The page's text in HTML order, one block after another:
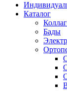
Каталог
Бады